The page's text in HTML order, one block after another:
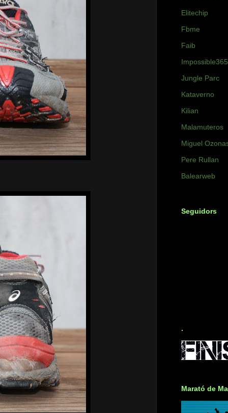
Elitechip
Fbme
Faib
Impossible365
Jungle Parc
Kataverno
Kilian
Malamuteros
Miguel
Pere Rullan
Balearweb
Seguidors
.
Marató de